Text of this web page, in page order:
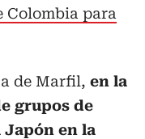
para
de Marfil, en la
grupos de
Japón en la